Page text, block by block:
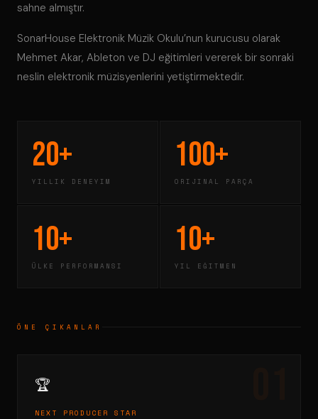
sahne almıştır.
SonarHouse Elektronik Müzik Okulu’nun kurucusu olarak
Mehmet Akar, Ableton ve DJ eğitimleri vererek bir sonraki
neslin elektronik müzisyenlerini yetiştirmektedir.
20+
YILLIK DENEYIM
100+
ORIJINAL PARÇA
10+
ÜLKE PERFORMANSI
10+
YIL EĞITMEN
ÖNE ÇIKANLAR
🏆
NEXT PRODUCER STAR